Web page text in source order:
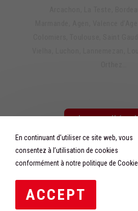
Je veux adhérer !
En continuant d’utiliser ce site web, vous
consentez à l’utilisation de cookies
conformément à notre politique de Cookie.
ACCEPT